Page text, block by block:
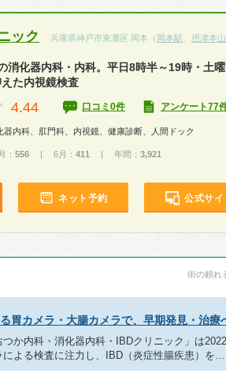
ック 兵庫県神戸市東灘区 岡本（ 岡本駅 摂津本
消化器内科・内科。平日8時半～19時・土
た内視鏡検査
4.44 口コミ0件 アンケート77
器内科、肛門科、内視鏡、健康診断、人間ドック
： 556 | 6月： 411 | 年間： 3,921
ネット予約 公式サイ
街の頼れ
胃カメラ・大腸カメラで、早期発見・治療
か内科・消化器内科・IBDクリニック」は
による検査に注力し、IBD（炎症性腸疾患）を…